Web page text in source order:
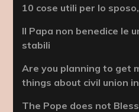
10 cose utili per lo
Il Papa non benedice le
stabili
Are you planning to get
things about civil union
The Pope does not